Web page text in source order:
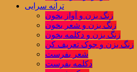
ترانه سرایی
زنگ بزن و آواز بخون
زنگ بزن و شعر بخون
زنگ بزن و دکلمه بخون
زنگ بزن و جوک تعریف کن
شعر بفرست
دکلمه بفرست